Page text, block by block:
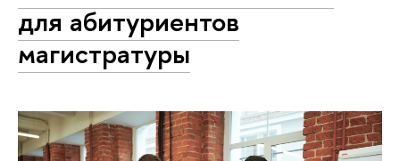
для абитуриентов
магистратуры